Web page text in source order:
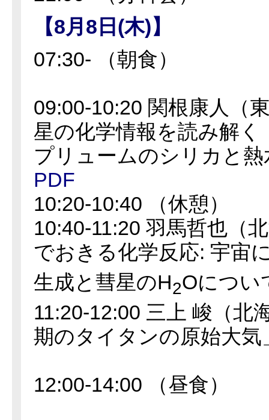
【8月8日(木)】
07:30- （朝食）
09:00-10:20 関根康人（
星の化学情報を読み解
プリュームのシリカと
PDF
10:20-10:40 （休憩）
10:40-11:20 羽馬哲也（
でおきる化学反応: 宇宙
生成と彗星のH2Oについ
11:20-12:00 三上 峻（北
期のタイタンの原始大
12:00-14:00 （昼食）